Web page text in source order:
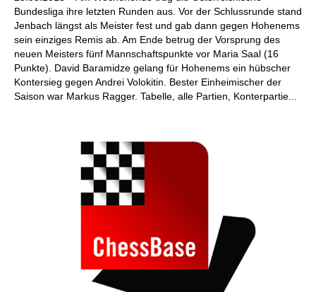
Bundesliga ihre letzten Runden aus. Vor der Schlussrunde stand
Jenbach längst als Meister fest und gab dann gegen Hohenems
sein einziges Remis ab. Am Ende betrug der Vorsprung des
neuen Meisters fünf Mannschaftspunkte vor Maria Saal (16
Punkte). David Baramidze gelang für Hohenems ein hübscher
Kontersieg gegen Andrei Volokitin. Bester Einheimischer der
Saison war Markus Ragger. Tabelle, alle Partien, Konterpartie...